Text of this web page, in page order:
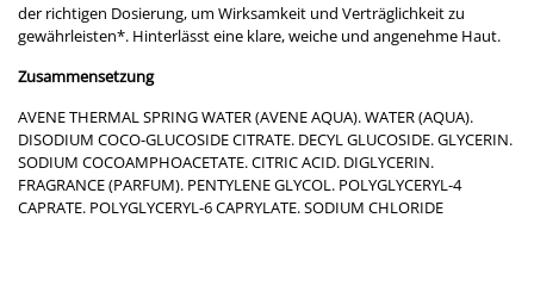
der richtigen Dosierung, um Wirksamkeit und Verträglichkeit zu
gewährleisten*. Hinterlässt eine klare, weiche und angenehme Haut.
Zusammensetzung
AVENE THERMAL SPRING WATER (AVENE AQUA). WATER (AQUA).
DISODIUM COCO-GLUCOSIDE CITRATE. DECYL GLUCOSIDE. GLYCERIN.
SODIUM COCOAMPHOACETATE. CITRIC ACID. DIGLYCERIN.
FRAGRANCE (PARFUM). PENTYLENE GLYCOL. POLYGLYCERYL-4
CAPRATE. POLYGLYCERYL-6 CAPRYLATE. SODIUM CHLORIDE